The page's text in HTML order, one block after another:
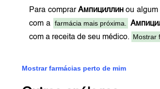
Para comprarАмпициллинou algum
com a farmácia mais próxima.
com a receita de seu médico. Mostrar
Mostrar farmácias perto de mim